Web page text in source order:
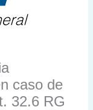
caso de
32.6 RG